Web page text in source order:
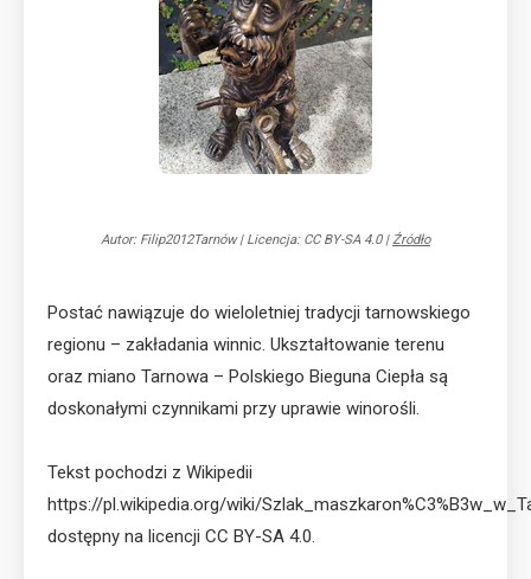
Autor: Filip2012Tarnów| Licencja: CC BY-SA 4.0 |Źródło
Postać nawiązuje do wieloletniej tradycji tarnowskiego
regionu – zakładania winnic. Ukształtowanie terenu
oraz miano Tarnowa – Polskiego Bieguna Ciepła są
doskonałymi czynnikami przy uprawie winorośli.
Tekst pochodzi z Wikipedii
https://pl.wikipedia.org/wiki/
dostępny na licencji CC BY-SA 4.0.